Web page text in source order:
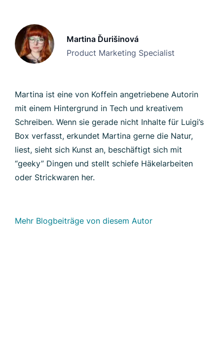
Martina Ďurišinová
Product Marketing Specialist
Martina ist eine von Koffein angetriebene Autorin
mit einem Hintergrund in Tech und kreativem
Schreiben. Wenn sie gerade nicht Inhalte für Luigi’s
Box verfasst, erkundet Martina gerne die Natur,
liest, sieht sich Kunst an, beschäftigt sich mit
“geeky” Dingen und stellt schiefe Häkelarbeiten
oder Strickwaren her.
Mehr Blogbeiträge von diesem Autor